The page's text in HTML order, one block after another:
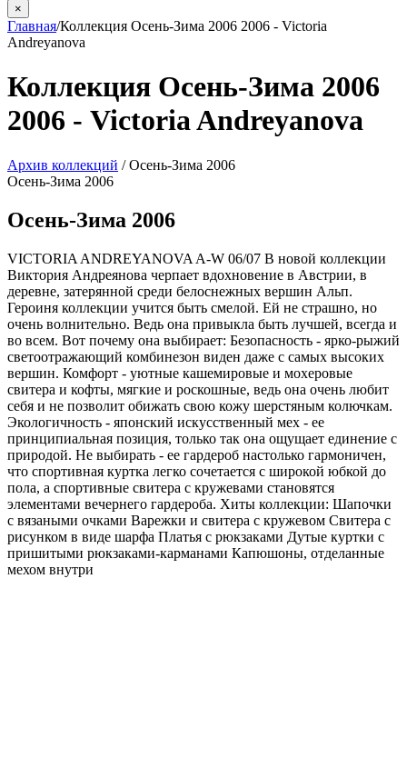
×
Главная/Коллекция Осень-Зима 2006 2006 - Victoria
Andreyanova
Коллекция Осень-Зима 2006
2006 - Victoria Andreyanova
Архив коллекций / Осень-Зима 2006
Осень-Зима 2006
Осень-Зима 2006
VICTORIA ANDREYANOVA A-W 06/07 В новой коллекции
Виктория Андреянова черпает вдохновение в Австрии, в
деревне, затерянной среди белоснежных вершин Альп.
Героиня коллекции учится быть смелой. Ей не страшно, но
очень волнительно. Ведь она привыкла быть лучшей, всегда и
во всем. Вот почему она выбирает: Безопасность - ярко-рыжий
светоотражающий комбинезон виден даже с самых высоких
вершин. Комфорт - уютные кашемировые и мохеровые
свитера и кофты, мягкие и роскошные, ведь она очень любит
себя и не позволит обижать свою кожу шерстяным колючкам.
Экологичность - японский искусственный мех - ее
принципиальная позиция, только так она ощущает единение с
природой. Не выбирать - ее гардероб настолько гармоничен,
что спортивная куртка легко сочетается с широкой юбкой до
пола, а спортивные свитера с кружевами становятся
элементами вечернего гардероба. Хиты коллекции: Шапочки
с вязаными очками Варежки и свитера с кружевом Свитера с
рисунком в виде шарфа Платья с рюкзаками Дутые куртки с
пришитыми рюкзаками-карманами Капюшоны, отделанные
мехом внутри